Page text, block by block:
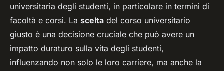
Aurélie •4 aprile 2024•5 min de lecture
universitaria degli studenti, in particolare in termini di
facoltà e corsi. La scelta del corso universitario
giusto è una decisione cruciale che può avere un
impatto duraturo sulla vita degli studenti,
influenzando non solo le loro carriere, ma anche la